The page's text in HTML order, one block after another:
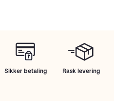
Sikker betaling Rask levering